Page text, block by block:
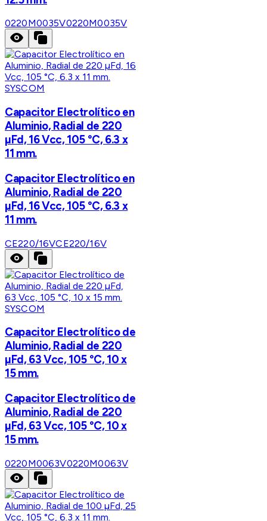
0220M0035V0220M0035V
SYSCOM
Capacitor Electrolítico en
Aluminio, Radial de 220
µFd, 16 Vcc, 105 °C, 6.3 x
11 mm.
Capacitor Electrolítico en
Aluminio, Radial de 220
µFd, 16 Vcc, 105 °C, 6.3 x
11 mm.
CE220/16VCE220/16V
SYSCOM
Capacitor Electrolítico de
Aluminio, Radial de 220
µFd, 63 Vcc, 105 °C, 10 x
15 mm.
Capacitor Electrolítico de
Aluminio, Radial de 220
µFd, 63 Vcc, 105 °C, 10 x
15 mm.
0220M0063V0220M0063V